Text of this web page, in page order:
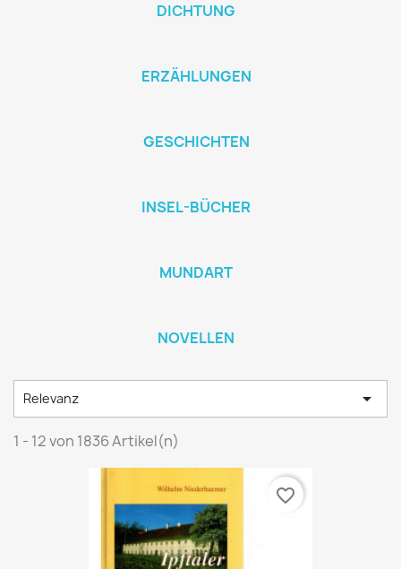
DICHTUNG
ERZÄHLUNGEN
GESCHICHTEN
INSEL-BÜCHER
MUNDART
NOVELLEN
Relevanz 
1 - 12 von 1836 Artikel(n)
favorite_border